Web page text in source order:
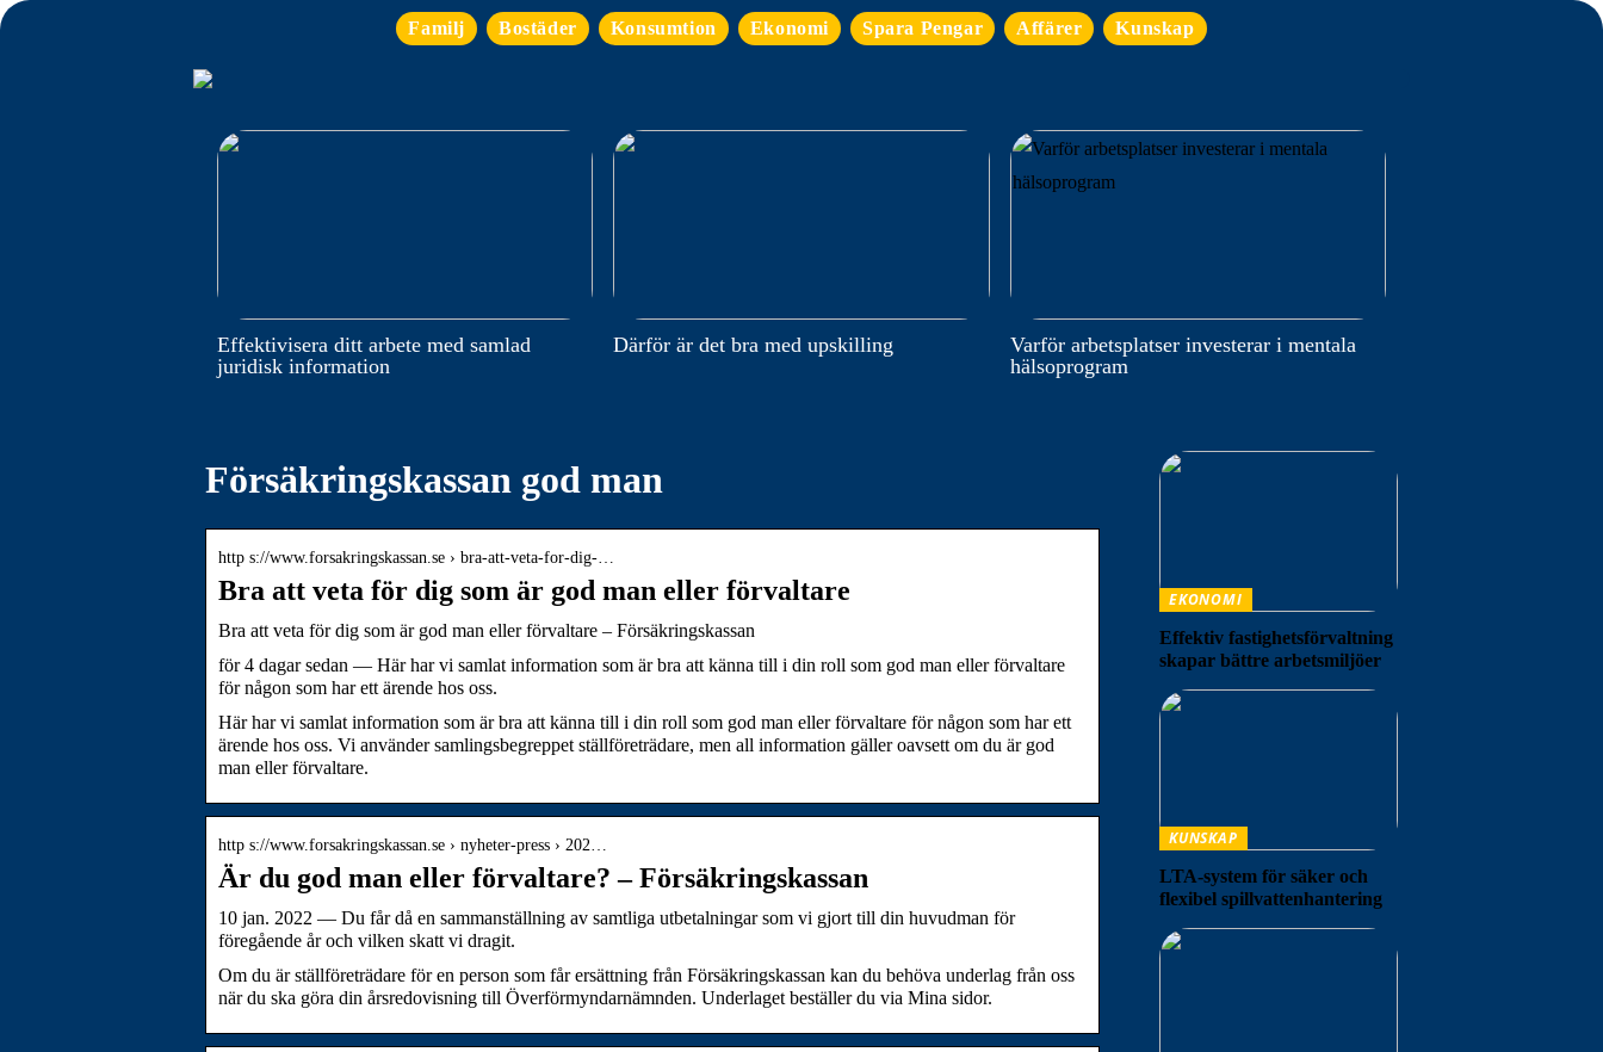
Familj Bostäder Konsumtion Ekonomi Spara Pengar Affärer Kunskap
Effektivisera ditt arbete med samlad
juridisk information
Därför är det bra med upskilling
Varför arbetsplatser investerar i mentala
hälsoprogram
Försäkringskassan god man
http s://www.forsakringskassan.se › bra-att-veta-for-dig-…
Bra att veta för dig som är god man eller förvaltare
Bra att veta för dig som är god man eller förvaltare – Försäkringskassan
för 4 dagar sedan — Här har vi samlat information som är bra att känna till i din roll som god man eller förvaltare
för någon som har ett ärende hos oss.
Här har vi samlat information som är bra att känna till i din roll som god man eller förvaltare för någon som har ett
ärende hos oss. Vi använder samlingsbegreppet ställföreträdare, men all information gäller oavsett om du är god
man eller förvaltare.
http s://www.forsakringskassan.se › nyheter-press › 202…
Är du god man eller förvaltare? – Försäkringskassan
10 jan. 2022 — Du får då en sammanställning av samtliga utbetalningar som vi gjort till din huvudman för
föregående år och vilken skatt vi dragit.
Om du är ställföreträdare för en person som får ersättning från Försäkringskassan kan du behöva underlag från oss
när du ska göra din årsredovisning till Överförmyndarnämnden. Underlaget beställer du via Mina sidor.
EKONOMI
Effektiv fastighetsförvaltning
skapar bättre arbetsmiljöer
KUNSKAP
LTA-system för säker och
flexibel spillvattenhantering